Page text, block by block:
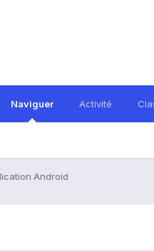
Naviguer Activité
Android